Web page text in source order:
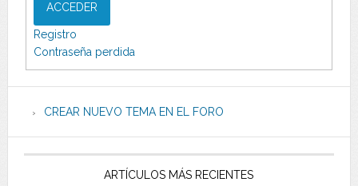
ACCEDER
Registro
Contraseña perdida
CREAR NUEVO TEMA EN EL FORO
ARTÍCULOS MÁS RECIENTES